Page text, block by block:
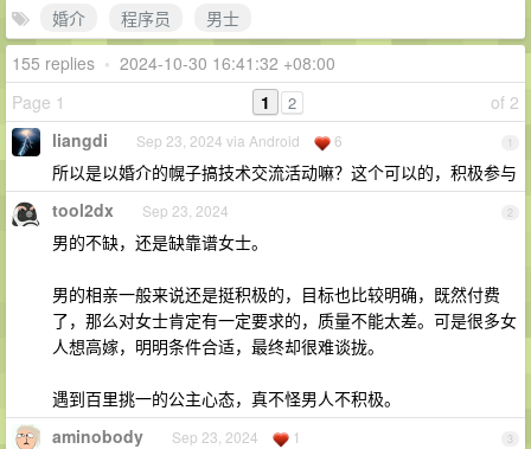
婚介
程序员
男士
155 replies • 2024-10-30 16:41:32 +08:00
Page 1
of 2
1 2
1
liangdi Sep 23, 2024 via Android 6
所以是以婚介的幌子搞技术交流活动嘛？这个可以的，积极参与
2
tool2dx Sep 23, 2024
男的不缺，还是缺靠谱女士。
男的相亲一般来说还是挺积极的，目标也比较明确，既然付费
了，那么对女士肯定有一定要求的，质量不能太差。可是很多女
人想高嫁，明明条件合适，最终却很难谈拢。
遇到百里挑一的公主心态，真不怪男人不积极。
3
aminobody Sep 23, 2024 1